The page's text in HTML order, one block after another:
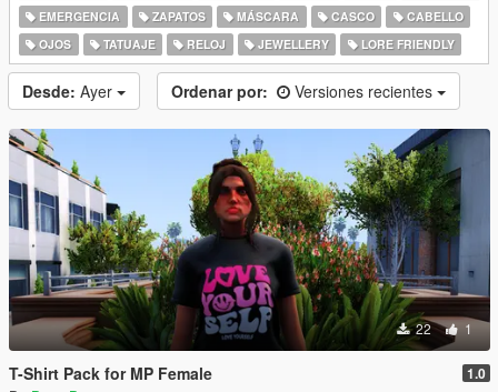
EMERGENCIA
ZAPATOS MÁSCARA CASCO
CABELLO
OJOS
TATUAJE RELOJ JEWELLERY LORE FRIENDLY
Desde: Ayer Ordenar por: Versiones recientes
22 1
T-Shirt Pack for MP Female 1.0